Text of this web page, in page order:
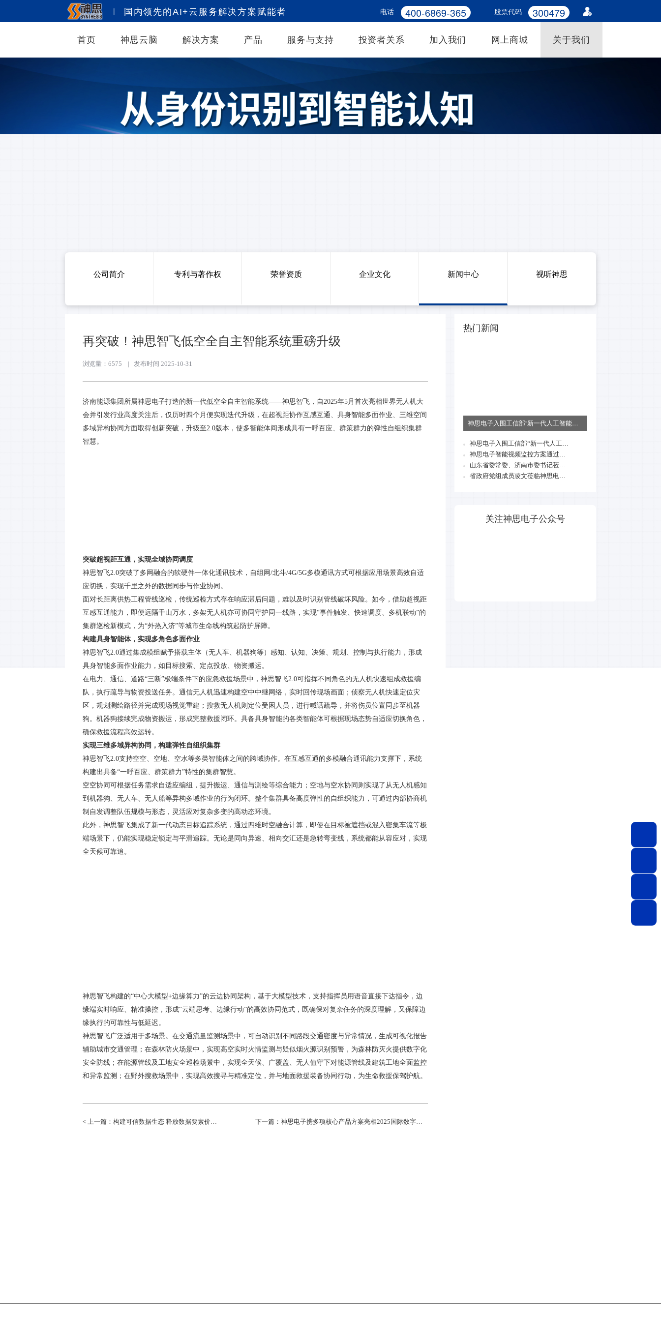
| 国内领先的AI+云服务解决方案赋能者 电话 400-6869-365 股票代码 300479
首页 神思云脑 解决方案 产品 服务与支持 投资者关系 加入我们 网上商城 关于我们
公司简介 专利与著作权 荣誉资质 企业文化 新闻中心 视听神思
再突破！神思智飞低空全自主智能系统重磅升级
浏览量：6575 发布时间 2025-10-31
济南能源集团所属神思电子打造的新一代低空全自主智能系统——神思智飞，自2025年5月首次亮相世界无人机大
会并引发行业高度关注后，仅历时四个月便实现迭代升级，在超视距协作互感互通、具身智能多面作业、三维空间
多域异构协同方面取得创新突破，升级至2.0版本，使多智能体间形成具有一呼百应、群策群力的弹性自组织集群
智慧。
突破超视距互通，实现全域协同调度
神思智飞2.0突破了多网融合的软硬件一体化通讯技术，自组网/北斗/4G/5G多模通讯方式可根据应用场景高效自适
应切换， 实现千里之外的数据同步与作业协同。
面对长距离供热工程管线巡检，传统巡检方式存在响应滞后问题，难以及时识别管线破坏风险。如今，借助超视距
互感互通能力，即便远隔千山万水，多架无人机亦可协同守护同一线路，实现“事件触发、快速调度、多机联动”的
集群巡检新模式，为“外热入济”等城市生命线构筑起防护屏障。
构建具身智能体，实现多角色多面作业
神思智飞2.0通过集成模组赋予搭载主体（无人车、机器狗等） 感知、认知、决策、规划 、 控制与执行能力，形成
具身智能多面作业能力 ，如目标搜索、定点投放、物资搬运。
在电力、通信、道路“三断”极端条件下的应急救援场景中 ， 神思智飞2.0可指挥不同角色的无人机快速组成救援编
队，执行疏导与物资投送任务。通信无人机迅速构建空中中继网络，实时回传现场画面；侦察无人机快速定位灾
区，规划测绘路径并完成现场视觉重建；搜救无人机则定位受困人员，进行喊话疏导，并将伤员位置同步至机器
狗。机器狗接续完成物资搬运，形成完整救援闭环。具备具身智能的各类智能体可根据现场态势自适应切换角色，
确保救援流程高效运转。
实现三维多域异构协同，构建弹性自组织集群
神思智飞2.0支持空空、空地、空水等多类智能体之间的跨域协作。 在互感互通的多模融合通讯能力支撑下 ，系统
构建出具备“一呼百应、群策群力”特性的集群智慧。
空空协同可根据任务需求自适应编组，提升搬运、通信与测绘等综合能力；空地与空水协同则实现了从无人机感知
到机器狗、无人车、无人船等异构多域作业的行为闭环。整个集群具备高度弹性的自组织能力，可通过内部协商机
制自发调整队伍规模与形态，灵活应对复杂多变的高动态环境。
此外，神思智飞集成了新一代动态目标追踪系统，通过四维时空融合计算，即使在目标被遮挡或混入密集车流等极
端场景下，仍能实现稳定锁定与平滑追踪。无论是同向异速、相向交汇还是急转弯变线，系统都能从容应对，实现
全天候可靠追。
神思智飞构建的“中心大模型+边缘算力”的云边协同架构，基于大模型技术，支持指挥员用语音直接下达指令，边
缘端实时响应、精准操控，形成“云端思考、边缘行动”的高效协同范式，既确保对复杂任务的深度理解，又保障边
缘执行的可靠性与低延迟。
神思智飞广泛适用于多场景。 在交通流量监测场景中，可自动识别不同路段交通密度与异常情况，生成可视化报告
辅助城市交通管理；在森林防火场景中，实现高空实时火情监测与疑似烟火源识别预警，为森林防灭火提供数字化
安全防线；在能源管线及工地安全巡检场景中，实现全天候、广覆盖、无人值守下对能源管线及建筑工地全面监控
和异常监测 ； 在野外搜救场景中 ，实现高效搜寻与精准定位，并与地面救援装备协同行动，为生命救援保驾护航。
< 上一篇：构建可信数据生态 释放数据要素价值-神思电子首席科学家应邀为国家数据局“数据大讲堂”授课 下一篇：神思电子携多项核心产品方案亮相2025国际数字能源展>
热门新闻
神思电子入围工信部“新一代人工智能产业创新重点任务入围揭榜单位名单”
神思电子入围工信部“新一代人工智能产业创新重点任务入围揭榜单位名单”
神思电子智能视频监控方案通过华为技术认证
山东省委常委、济南市委书记莅临神思电子调研
省政府党组成员凌文莅临神思电子调研人工智能产业发展
关注神思电子公众号